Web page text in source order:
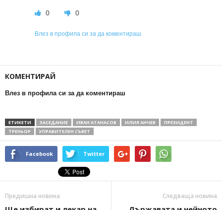
0 0
Влез в профила си за да коментираш
КОМЕНТИРАЙ
Влез в профила си за да коментираш
ЕТИКЕТИ ЗАСЕДАНИЕ ИВАН АТАНАСОВ ИЛИЯ АНЧЕВ
ПРЕЗИДЕНТ
ТРЕНЬОР
УПРАВИТЕЛЕН СЪВЕТ
Facebook Twitter
Предишна новина Следваща новина